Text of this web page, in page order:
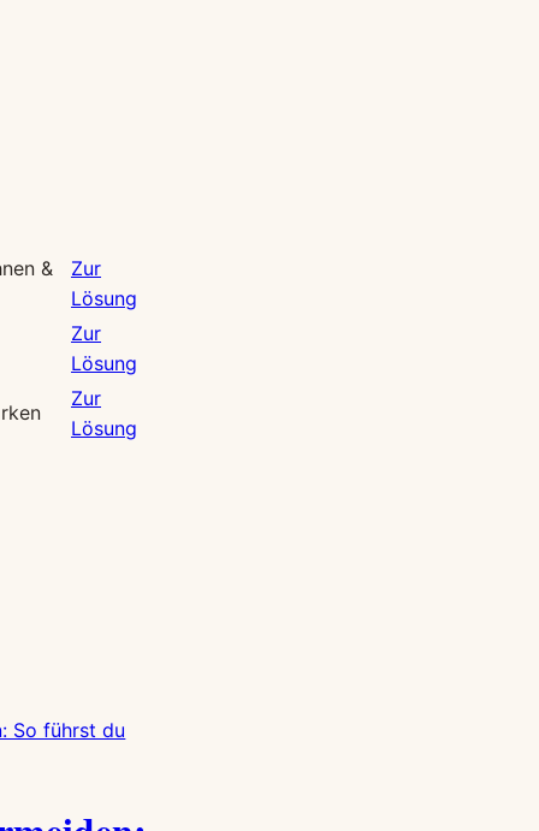
&
Zur
Lösung
Zur
Lösung
Zur
Lösung